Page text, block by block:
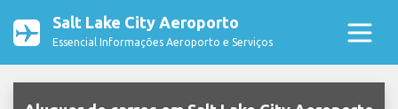
Salt Lake City Aeroporto
Essencial Informações Aeroporto e Serviços